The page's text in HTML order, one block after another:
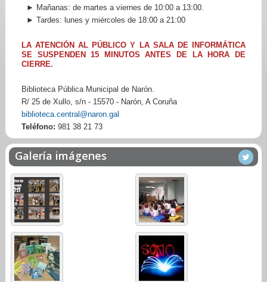
► Mañanas: de martes a viernes de 10:00 a 13:00.
► Tardes: lunes y miércoles de 18:00 a 21:00
LA ATENCIÓN AL PÚBLICO Y LA SALA DE INFORMÁTICA
SE SUSPENDEN 15 MINUTOS ANTES DE LA HORA DE
CIERRE.
Biblioteca Pública Municipal de Narón.
R/ 25 de Xullo, s/n - 15570 - Narón, A Coruña
biblioteca.central@naron.gal
Teléfono: 981 38 21 73
Galería imágenes